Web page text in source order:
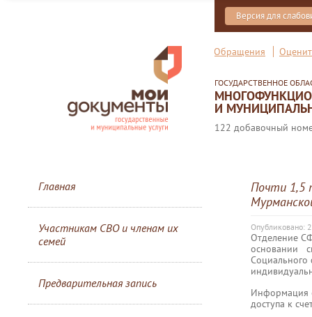
Версия для
Обращения
ГОСУДАРСТВЕННОЕ
И
122 добавочный
Главная
Участникам СВО и членам их
семей
Предварительная запись
Почти 1,5
Опубликовано:
Отделение
основании
Социального
Информация
доступа к